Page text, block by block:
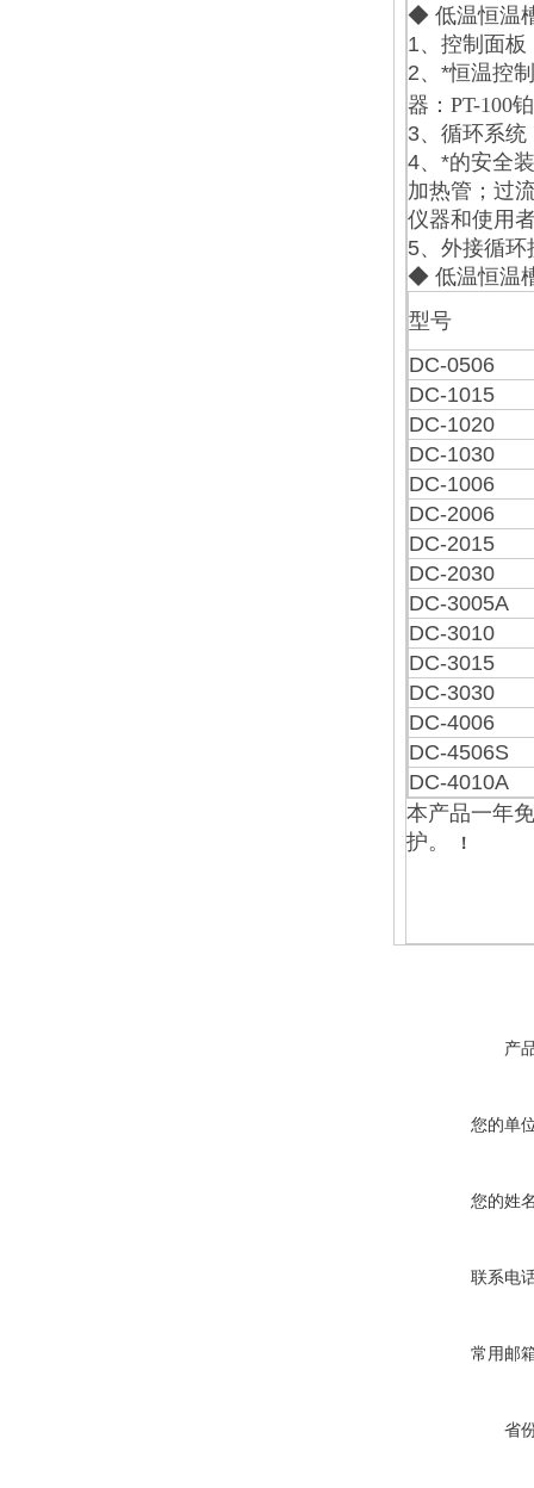
◆ 低温恒温
1、控制面
2、*恒温控
器：PT-100
3、循环系
4、*的安全
加热管；过
仪器和使用
5、外接循
◆ 低温恒温
型号
DC-0506
DC-1015
DC-1020
DC-1030
DC-1006
DC-2006
DC-2015
DC-2030
DC-3005A
DC-3010
DC-3015
DC-3030
DC-4006
DC-4506S
DC-4010A
本产品一年
护。
！
产
您的单
您的姓
联系电
常用邮
省